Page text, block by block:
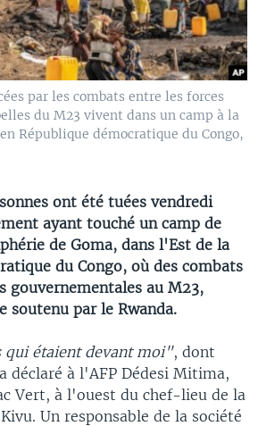
par les combats entre les forces
du M23 vivent dans un camp à la
République démocratique du Congo,
ont été tuées vendredi
ayant touché un camp de
de Goma, dans l'Est de la
du Congo, où des combats
gouvernementales au M23,
soutenu par le Rwanda.
qui étaient devant moi", dont
déclaré à l'AFP Dédesi Mitima,
Vert, à l'ouest du chef-lieu de la
Un responsable de la société